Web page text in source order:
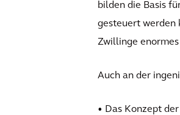
bilden die Basis
gesteuert werden
Zwillinge
Auch an der
• Das Konzept der